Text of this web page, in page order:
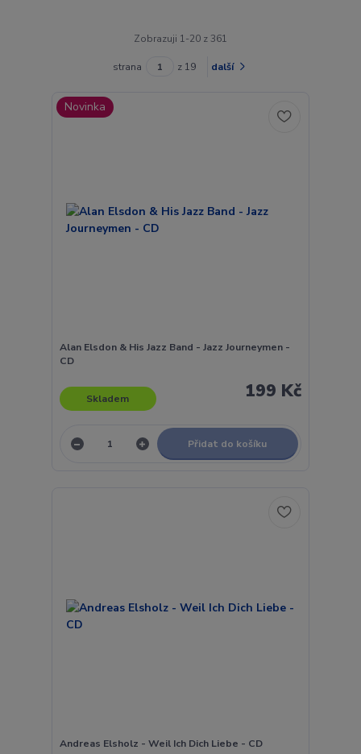
Zobrazuji 1-20 z 361
strana z 19 další
Novinka
Alan Elsdon & His Jazz Band - Jazz Journeymen -
CD
199 Kč
Skladem
Přidat do košíku
Andreas Elsholz - Weil Ich Dich Liebe - CD